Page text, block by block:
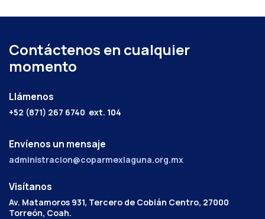
Contáctenos en cualquier
momento
Llámenos
+52 (871) 267 6740 ext. 104
Envíenos un mensaje
administracion@coparmexlaguna.org.mx
Visítanos
Av. Matamoros 931, Tercero de Cobián Centro, 27000
Torreón, Coah.